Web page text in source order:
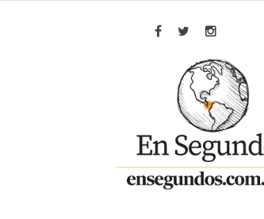
Facebook
TwitterInstagram